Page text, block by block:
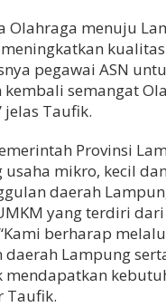
Olahraga menuju
kualitas
pegawai ASN
semangat
Taufik.
Provinsi
mikro, kecil
daerah
yang terdiri
berharap
Lampung
Taufik.